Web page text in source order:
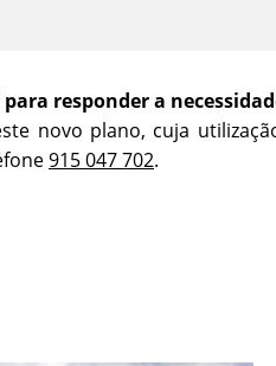
responder a
novo plano, cuja
915 047 702.